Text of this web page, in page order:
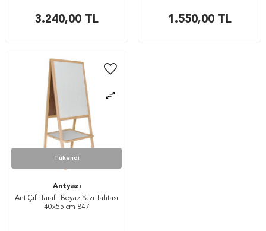
3.240,00TL 1.550,00TL
Tükendi
Antyazı
Ant Çift Taraflı Beyaz Yazı Tahtası
40x55 cm 847